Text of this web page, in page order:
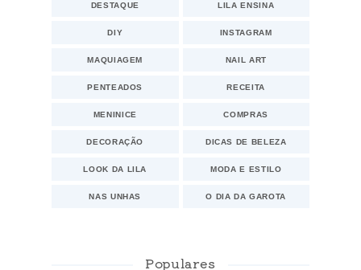
DESTAQUE LILA ENSINA
DIY INSTAGRAM
MAQUIAGEM NAIL ART
PENTEADOS RECEITA
MENINICE COMPRAS
DECORAÇÃO DICAS DE BELEZA
LOOK DA LILA MODA E ESTILO
NAS UNHAS O DIA DA GAROTA
Populares